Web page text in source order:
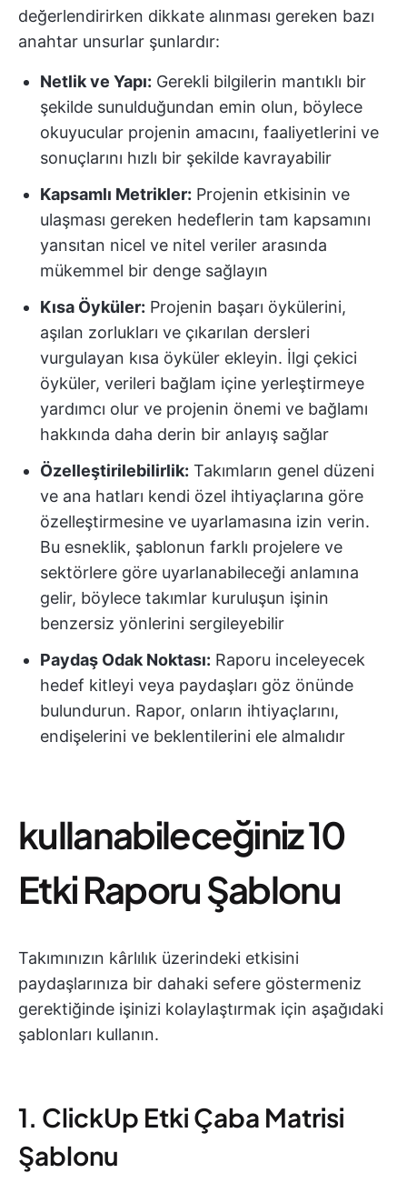
değerlendirirken dikkate alınması gereken bazı
anahtar unsurlar şunlardır:
Netlik ve Yapı: Gerekli bilgilerin mantıklı bir
şekilde sunulduğundan emin olun, böylece
okuyucular projenin amacını, faaliyetlerini ve
sonuçlarını hızlı bir şekilde kavrayabilir
Kapsamlı Metrikler: Projenin etkisinin ve
ulaşması gereken hedeflerin tam kapsamını
yansıtan nicel ve nitel veriler arasında
mükemmel bir denge sağlayın
Kısa Öyküler: Projenin başarı öykülerini,
aşılan zorlukları ve çıkarılan dersleri
vurgulayan kısa öyküler ekleyin. İlgi çekici
öyküler, verileri bağlam içine yerleştirmeye
yardımcı olur ve projenin önemi ve bağlamı
hakkında daha derin bir anlayış sağlar
Özelleştirilebilirlik: Takımların genel düzeni
ve ana hatları kendi özel ihtiyaçlarına göre
özelleştirmesine ve uyarlamasına izin verin.
Bu esneklik, şablonun farklı projelere ve
sektörlere göre uyarlanabileceği anlamına
gelir, böylece takımlar kuruluşun işinin
benzersiz yönlerini sergileyebilir
Paydaş Odak Noktası: Raporu inceleyecek
hedef kitleyi veya paydaşları göz önünde
bulundurun. Rapor, onların ihtiyaçlarını,
endişelerini ve beklentilerini ele almalıdır
kullanabileceğiniz 10
Etki Raporu Şablonu
Takımınızın kârlılık üzerindeki etkisini
paydaşlarınıza bir dahaki sefere göstermeniz
gerektiğinde işinizi kolaylaştırmak için aşağıdaki
şablonları kullanın.
1. ClickUp Etki Çaba Matrisi
Şablonu